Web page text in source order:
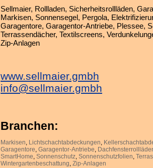
Sellmaier, Rollladen, Sicherheitsrollläden,
Markisen, Sonnensegel, Pergola,
Garagentore, Garagentor-Antriebe, Plessee,
Terrassendächer, Textilscreens,
Zip-Anlagen
www.sellmaier.gmbh
info@sellmaier.gmbh
Branchen:
Markisen Lichtschachtabdeckungen
Garagentore Garagentor-Antriebe
SmartHome Sonnenschutz Sonnenschutzfolien
Wintergartenbeschattung Zip-Anlagen